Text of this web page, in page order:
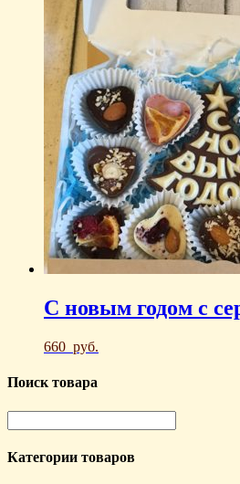
С новым годом с
660 руб.
Поиск товара
Категории товаров